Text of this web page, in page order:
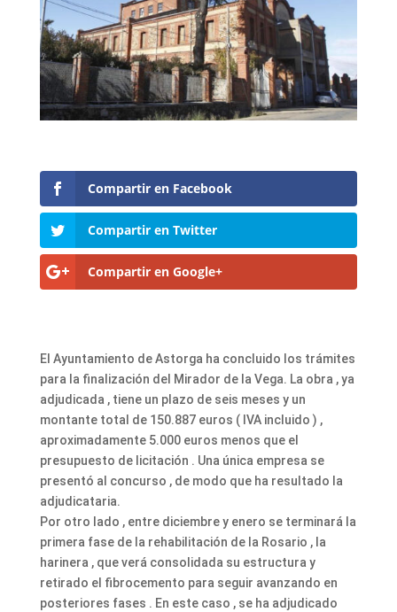
Compartir en Facebook
Compartir en Twitter
Compartir en Google+
El Ayuntamiento de Astorga ha concluido los trámites
para la finalización del Mirador de la Vega. La obra , ya
adjudicada , tiene un plazo de seis meses y un
montante total de 150.887 euros ( IVA incluido ) ,
aproximadamente 5.000 euros menos que el
presupuesto de licitación . Una única empresa se
presentó al concurso , de modo que ha resultado la
adjudicataria.
Por otro lado , entre diciembre y enero se terminará la
primera fase de la rehabilitación de la Rosario , la
harinera , que verá consolidada su estructura y
retirado el fibrocemento para seguir avanzando en
posteriores fases . En este caso , se ha adjudicado